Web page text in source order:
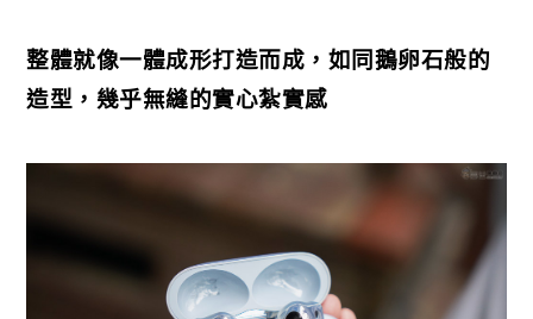
整體就像一體成形打造而成，如同鵝卵石般的
造型，幾乎無縫的實心紮實感